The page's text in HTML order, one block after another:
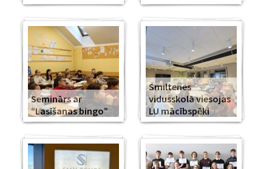
Seminārs ar
“Lasīšanas bingo”
Smiltenes
vidusskolā viesojas
LU mācībspēki